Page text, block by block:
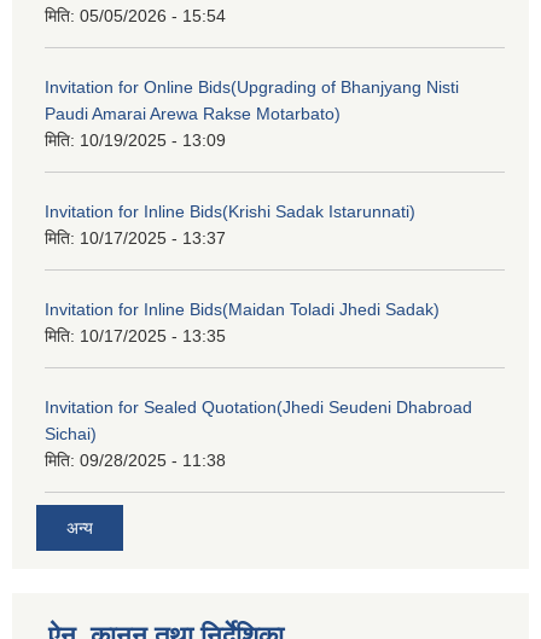
मिति: 05/05/2026 - 15:54
Invitation for Online Bids(Upgrading of Bhanjyang Nisti
Paudi Amarai Arewa Rakse Motarbato)
मिति: 10/19/2025 - 13:09
Invitation for Inline Bids(Krishi Sadak Istarunnati)
मिति: 10/17/2025 - 13:37
Invitation for Inline Bids(Maidan Toladi Jhedi Sadak)
मिति: 10/17/2025 - 13:35
Invitation for Sealed Quotation(Jhedi Seudeni Dhabroad
Sichai)
मिति: 09/28/2025 - 11:38
अन्य